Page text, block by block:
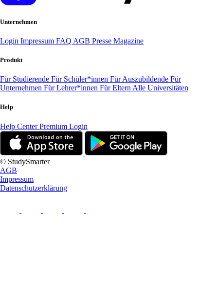
Unternehmen
Login Impressum FAQ AGB Presse Magazine
Produkt
Für Studierende Für Schüler*innen Für Auszubildende Für
Unternehmen Für Lehrer*innen Für Eltern Alle Universitäten
Help
Help CenterPremium Login
© StudySmarter
AGB
Impressum
Datenschutzerklärung